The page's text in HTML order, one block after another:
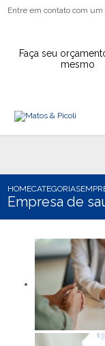
Entre em contato com
Faça seu
mesmo
HOMECATEGORIAS
Empresa de